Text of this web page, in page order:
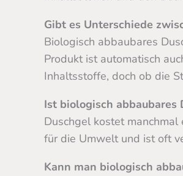
Gibt es Unterschiede
Biologisch abbaubares
Produkt ist automatisch
Inhaltsstoffe, doch ob die
Ist biologisch abbaubares
Duschgel kostet
für die Umwelt und ist oft
Kann man biologisch